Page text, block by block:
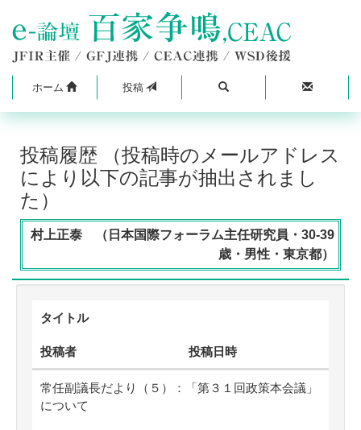
ホーム 投稿
投稿履歴 （投稿時のメールアドレス
により以下の記事が抽出されまし
た）
村上正泰 （日本国際フォーラム主任研究員・30-39
歳・男性・東京都）
タイトル
投稿者 投稿日時
常任副議長だより（５）：「第３１回政策本会議」
について